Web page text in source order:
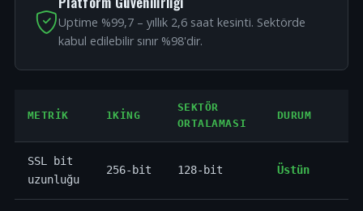
Uptime %99,7 – yıllık 2,6 saat kesinti. Sektörde
kabul edilebilir sınır %98'dir.
METRIK 1KING
SEKTÖR
ORTALAMASI
DURUM
SSL bit
uzunluğu
256-bit 128-bit Üstün